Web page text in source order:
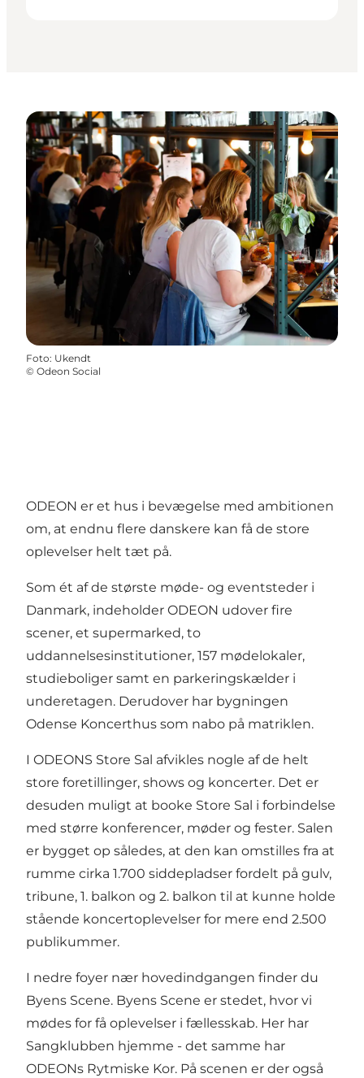
Foto: Ukendt
© Odeon Social
ODEON er et hus i bevægelse med ambitionen
om, at endnu flere danskere kan få de store
oplevelser helt tæt på.
Som ét af de største møde- og eventsteder i
Danmark, indeholder ODEON udover fire
scener, et supermarked, to
uddannelsesinstitutioner, 157 mødelokaler,
studieboliger samt en parkeringskælder i
underetagen. Derudover har bygningen
Odense Koncerthus som nabo på matriklen.
I ODEONS Store Sal afvikles nogle af de helt
store foretillinger, shows og koncerter. Det er
desuden muligt at booke Store Sal i forbindelse
med større konferencer, møder og fester. Salen
er bygget op således, at den kan omstilles fra at
rumme cirka 1.700 siddepladser fordelt på gulv,
tribune, 1. balkon og 2. balkon til at kunne holde
stående koncertoplevelser for mere end 2.500
publikummer.
I nedre foyer nær hovedindgangen finder du
Byens Scene. Byens Scene er stedet, hvor vi
mødes for få oplevelser i fællesskab. Her har
Sangklubben hjemme - det samme har
ODEONs Rytmiske Kor. På scenen er der også